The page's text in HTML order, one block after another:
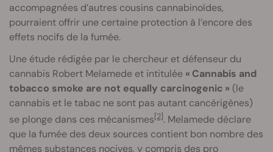
accompagnées d’autres cousins cannabinoïdes,
pourraient offrir une certaine protection à l’encore des
effets nocifs de la fumée.
Une étude rédigée par le chercheur et défenseur du
cannabis Robert Melamede et intitulée « Cannabis and
tobacco smoke are not equally carcinogenic » (le
cannabis et le tabac ne sont pas autant cancérigènes)
se plonge dans ces mécanismes[2]. Melamede déclare
que la fumée des deux sources contient bon nombre des
mêmes substances nocives, y compris des pro